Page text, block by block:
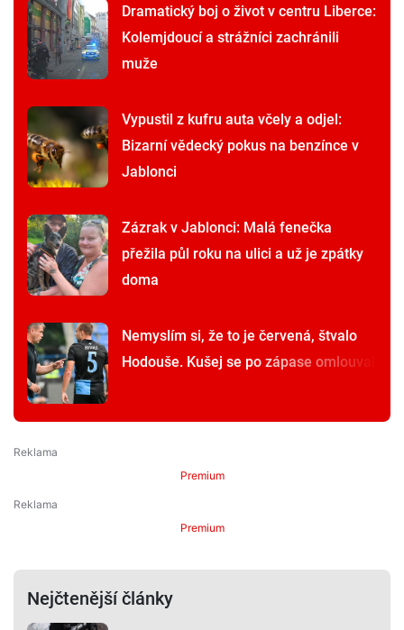
Dramatický boj o život v centru Liberce:
Kolemjdoucí a strážníci zachránili
muže
Vypustil z kufru auta včely a odjel:
Bizarní vědecký pokus na benzínce v
Jablonci
Zázrak v Jablonci: Malá fenečka
přežila půl roku na ulici a už je zpátky
doma
Nemyslím si, že to je červená, štvalo
Hodouše. Kušej se po zápase omlouval
Premium
Premium
Nejčtenější články